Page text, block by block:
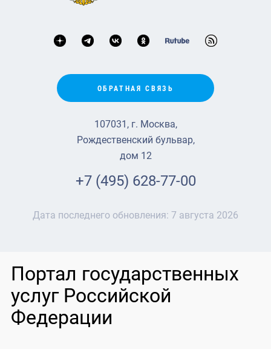
ОБРАТНАЯ СВЯЗЬ
107031, г. Москва,
Рождественский бульвар,
дом 12
+7 (495) 628-77-00
Дата последнего обновления: 7 августа 2026
Портал государственных
услуг Российской
Федерации